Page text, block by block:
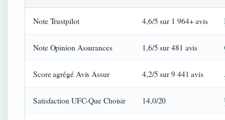
Note Trustpilot 4,6/5 sur 1 964+ avis
Note Opinion Assurances 1,6/5 sur 481 avis
Score agrégé Avis Assur 4,2/5 sur 9 441 avis
Satisfaction UFC-Que Choisir 14,0/20